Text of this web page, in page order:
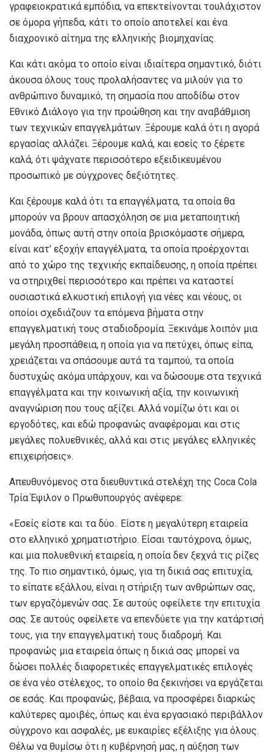
γραφειοκρατικά εμπόδια, να επεκτείνονται τουλάχιστον
σε όμορα γήπεδα, κάτι το οποίο αποτελεί και ένα
διαχρονικό αίτημα της ελληνικής βιομηχανίας.
Και κάτι ακόμα το οποίο είναι ιδιαίτερα σημαντικό, διότι
άκουσα όλους τους προλαλήσαντες να μιλούν για το
ανθρώπινο δυναμικό, τη σημασία που αποδίδω στον
Εθνικό Διάλογο για την προώθηση και την αναβάθμιση
των τεχνικών επαγγελμάτων. Ξέρουμε καλά ότι η αγορά
εργασίας αλλάζει. Ξέρουμε καλά, και εσείς το ξέρετε
καλά, ότι ψάχνατε περισσότερο εξειδικευμένου
προσωπικό με σύγχρονες δεξιότητες.
Και ξέρουμε καλά ότι τα επαγγέλματα, τα οποία θα
μπορούν να βρουν απασχόληση σε μια μεταποιητική
μονάδα, όπως αυτή στην οποία βρισκόμαστε σήμερα,
είναι κατ’ εξοχήν επαγγέλματα, τα οποία προέρχονται
από το χώρο της τεχνικής εκπαίδευσης, η οποία πρέπει
να στηριχθεί περισσότερο και πρέπει να καταστεί
ουσιαστικά ελκυστική επιλογή για νέες και νέους, οι
οποίοι σχεδιάζουν τα επόμενα βήματα στην
επαγγελματική τους σταδιοδρομία. Ξεκινάμε λοιπόν μια
μεγάλη προσπάθεια, η οποία για να πετύχει, όπως είπα,
χρειάζεται να σπάσουμε αυτά τα ταμπού, τα οποία
δυστυχώς ακόμα υπάρχουν, και να δώσουμε στα τεχνικά
επαγγέλματα και την κοινωνική αξία, την κοινωνική
αναγνώριση που τους αξίζει. Αλλά νομίζω ότι και οι
εργοδότες, και εδώ προφανώς αναφέρομαι και στις
μεγάλες πολυεθνικές, αλλά και στις μεγάλες ελληνικές
επιχειρήσεις».
Απευθυνόμενος στα διευθυντικά στελέχη της Coca Cola
Τρία Έψιλον ο Πρωθυπουργός ανέφερε:
«Εσείς είστε και τα δύο.. Είστε η μεγαλύτερη εταιρεία
στο ελληνικό χρηματιστήριο. Είσαι ταυτόχρονα, όμως,
και μια πολυεθνική εταιρεία, η οποία δεν ξεχνά τις ρίζες
της. Το πιο σημαντικό, όμως, για τη δικιά σας επιτυχία,
το είπατε εξάλλου, είναι η στήριξη των ανθρώπων σας,
των εργαζόμενών σας. Σε αυτούς οφείλετε την επιτυχία
σας. Σε αυτούς οφείλετε να επενδύετε για την κατάρτισή
τους, για την επαγγελματική τους διαδρομή. Και
προφανώς μια εταιρεία όπως η δικιά σας μπορεί να
δώσει πολλές διαφορετικές επαγγελματικές επιλογές
σε ένα νέο στέλεχος, το οποίο θα ξεκινήσει να εργάζεται
σε εσάς. Και προφανώς, βέβαια, να προσφέρει διαρκώς
καλύτερες αμοιβές, όπως και ένα εργασιακό περιβάλλον
σύγχρονο και ασφαλές, με ευκαιρίες εξέλιξης για όλους.
Θέλω να θυμίσω ότι η κυβέρνησή μας, η αύξηση των